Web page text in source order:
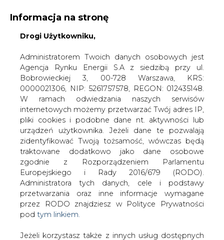
KONTAKT:
WYDAWCA PORTALU:
WYSOKI KONTRAST A A
ZALOGUJ SIĘ
WŁĄCZ CIRE.TV
Informacja na stronę
Drogi Użytkowniku,
Administratorem Twoich danych osobowych jest
Agencja Rynku Energii S.A z siedzibą przy ul.
Bobrowieckiej 3, 00-728 Warszawa, KRS:
0000021306, NIP: 5261757578, REGON: 012435148.
W ramach odwiedzania naszych serwisów
internetowych możemy przetwarzać Twój adres IP,
pliki cookies i podobne dane nt. aktywności lub
urządzeń użytkownika. Jeżeli dane te pozwalają
zidentyfikować Twoją tożsamość, wówczas będą
traktowane dodatkowo jako dane osobowe
zgodnie z Rozporządzeniem Parlamentu
Europejskiego i Rady 2016/679 (RODO).
Administratora tych danych, cele i podstawy
przetwarzania oraz inne informacje wymagane
przez RODO znajdziesz w Polityce Prywatności
pod tym linkiem.
Jeżeli korzystasz także z innych usług dostępnych